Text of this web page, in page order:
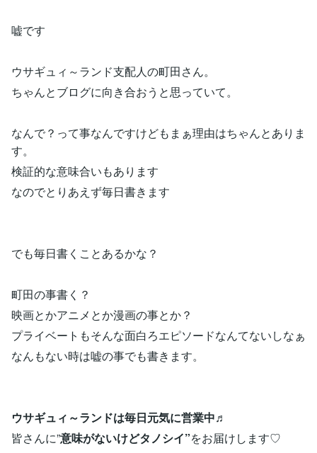
嘘です
ウサギュィ～ランド支配人の町田さん。
ちゃんとブログに向き合おうと思っていて。
なんで？って事なんですけどもまぁ理由はちゃんとありま
す。
検証的な意味合いもあります
なのでとりあえず毎日書きます
でも毎日書くことあるかな？
町田の事書く？
映画とかアニメとか漫画の事とか？
プライベートもそんな面白ろエピソードなんてないしなぁ
なんもない時は嘘の事でも書きます。
ウサギュィ～ランドは毎日元気に営業中♬
皆さんに”意味がないけどタノシイ”をお届けします♡